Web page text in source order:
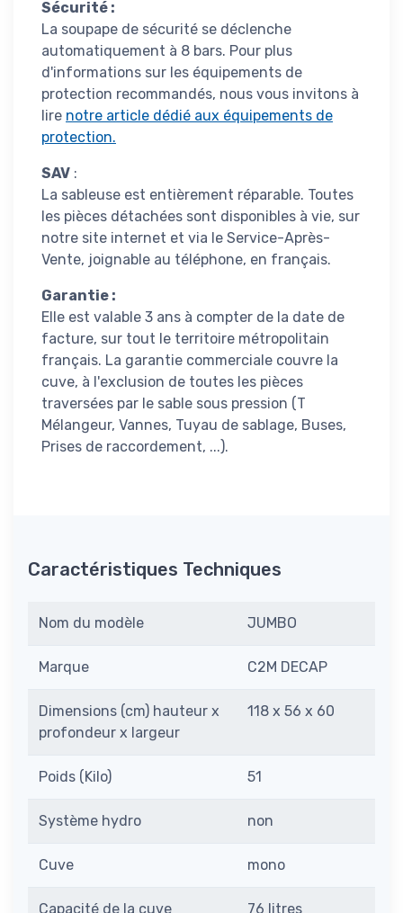
Sécurité :
La soupape de sécurité se déclenche
automatiquement à 8 bars. Pour plus
d'informations sur les équipements de
protection recommandés, nous vous invitons à
lire notre article dédié aux équipements de
protection.
SAV :
La sableuse est entièrement réparable. Toutes
les pièces détachées sont disponibles à vie, sur
notre site internet et via le Service-Après-
Vente, joignable au téléphone, en français.
Garantie :
Elle est valable 3 ans à compter de la date de
facture, sur tout le territoire métropolitain
français. La garantie commerciale couvre la
cuve, à l'exclusion de toutes les pièces
traversées par le sable sous pression (T
Mélangeur, Vannes, Tuyau de sablage, Buses,
Prises de raccordement, ...).
Caractéristiques Techniques
Nom du modèle JUMBO
Marque C2M DECAP
Dimensions (cm) hauteur x
profondeur x largeur
118 x 56 x 60
Poids (Kilo) 51
Système hydro non
Cuve mono
Capacité de la cuve 76 litres